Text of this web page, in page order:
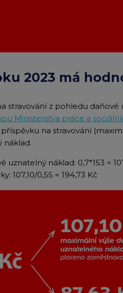
2023 má
stravování z pohledu
Ministerstva práce a
příspěvku na stravování
náklad.
uznatelný náklad: 0,7*153 =
107,10/0,55 = 194,73 Kč